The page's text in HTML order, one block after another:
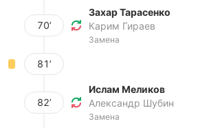
70’
Захар Тарасенко
Карим Гираев
Замена
81’
82’
Ислам Меликов
Александр Шубин
Замена